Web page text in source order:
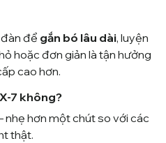
để gắn bó lâu dài, luyện
hoặc đơn giản là tận hưởng
cao hơn.
7 không?
nhẹ hơn một chút so với các
thật.